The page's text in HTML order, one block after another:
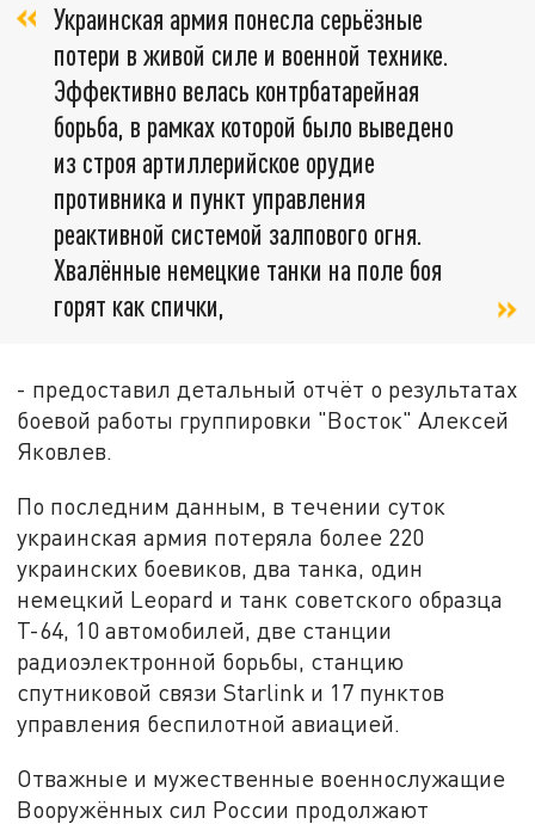
Украинская армия понесла серьёзные
потери в живой силе и военной технике.
Эффективно велась контрбатарейная
борьба, в рамках которой было выведено
из строя артиллерийское орудие
противника и пункт управления
реактивной системой залпового огня.
Хвалённые немецкие танки на поле боя
горят как спички,
- предоставил детальный отчёт о результатах
боевой работы группировки "Восток" Алексей
Яковлев.
По последним данным, в течении суток
украинская армия потеряла более 220
украинских боевиков, два танка, один
немецкий Leopard и танк советского образца
Т-64, 10 автомобилей, две станции
радиоэлектронной борьбы, станцию
спутниковой связи Starlink и 17 пунктов
управления беспилотной авиацией.
Отважные и мужественные военнослужащие
Вооружённых сил России продолжают